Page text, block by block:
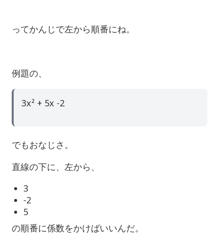
ってかんじで左から順番にね。
例題の、
3x² + 5x -2
でもおなじさ。
直線の下に、左から、
3
-2
5
の順番に係数をかけばいいんだ。